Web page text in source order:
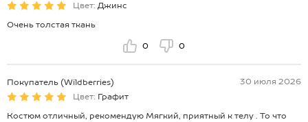
Цвет: Джинс
Очень толстая ткань
0 0
Покупатель (Wildberries)
30 июля 2026
Цвет: Графит
Костюм отличный, рекомендую Мягкий, приятный к телу . То что